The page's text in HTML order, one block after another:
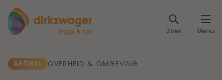
Zoek Menu
Expertises
ARTIKEL OVERHEID & OMGEVING